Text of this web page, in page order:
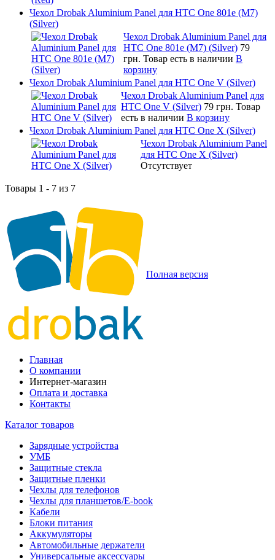
Чехол Drobak Aluminium Panel для HTC One 801e (M7)
(Silver)
Чехол Drobak Aluminium Panel для
HTC One 801e (M7) (Silver) 79
грн. Товар есть в наличии В
корзину
Чехол Drobak Aluminium Panel для HTC One V (Silver)
Чехол Drobak Aluminium Panel для
HTC One V (Silver) 79 грн. Товар
есть в наличии В корзину
Чехол Drobak Aluminium Panel для HTC One X (Silver)
Чехол Drobak Aluminium Panel
для HTC One X (Silver)
Отсутствует
Товары 1 - 7 из 7
Полная версия
Главная
О компании
Интернет-магазин
Оплата и доставка
Контакты
Каталог товаров
Зарядные устройства
УМБ
Защитные стекла
Защитные пленки
Чехлы для телефонов
Чехлы для планшетов/E-book
Кабели
Блоки питания
Аккумуляторы
Автомобильные держатели
Универсальные аксессуары